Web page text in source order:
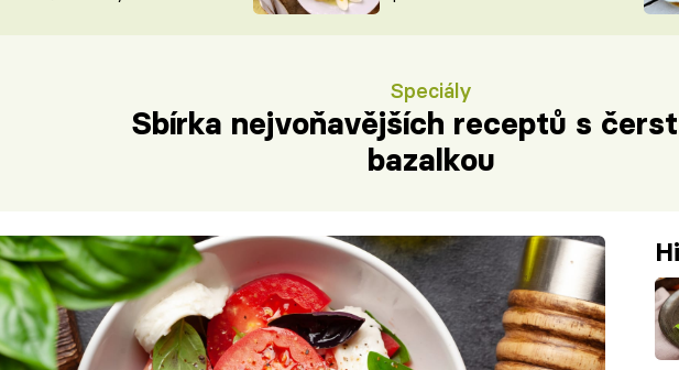
Speciály
Sbírka nejvoňavějších receptů s
bazalkou